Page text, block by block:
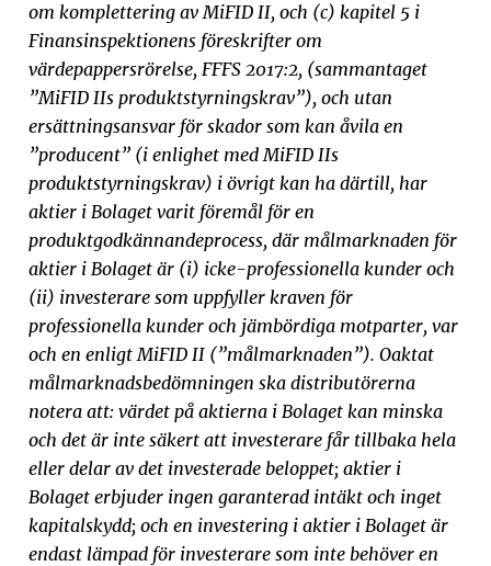
om komplettering av MiFID II, och (c) kapitel 5 i
Finansinspektionens föreskrifter om
värdepappersrörelse, FFFS 2017:2, (sammantaget
”MiFID IIs produktstyrningskrav”), och utan
ersättningsansvar för skador som kan åvila en
”producent” (i enlighet med MiFID IIs
produktstyrningskrav) i övrigt kan ha därtill, har
aktier i Bolaget varit föremål för en
produktgodkännandeprocess, där målmarknaden för
aktier i Bolaget är (i) icke-professionella kunder och
(ii) investerare som uppfyller kraven för
professionella kunder och jämbördiga motparter, var
och en enligt MiFID II (”målmarknaden”). Oaktat
målmarknadsbedömningen ska distributörerna
notera att: värdet på aktierna i Bolaget kan minska
och det är inte säkert att investerare får tillbaka hela
eller delar av det investerade beloppet; aktier i
Bolaget erbjuder ingen garanterad intäkt och inget
kapitalskydd; och en investering i aktier i Bolaget är
endast lämpad för investerare som inte behöver en